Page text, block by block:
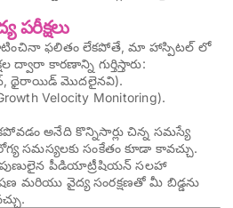
పరీక్షలు
ఫలితం లేకపోతే, మా హాస్పిటల్ లో
ద్వారా కారణాన్ని గుర్తిస్తారు:
థైరాయిడ్ మొదలైనవి).
Velocity Monitoring).
అనేది కొన్నిసార్లు చిన్న సమస్యే
సమస్యలకు సంకేతం కూడా కావచ్చు.
పీడియాట్రీషియన్ సలహా
మరియు వైద్య సంరక్షణతో మీ బిడ్డను